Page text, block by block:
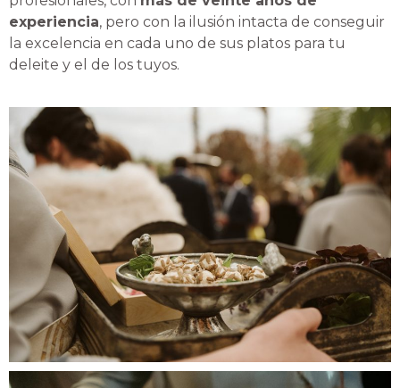
experiencia, pero con la ilusión intacta de conseguir
la excelencia en cada uno de sus platos para tu
deleite y el de los tuyos.